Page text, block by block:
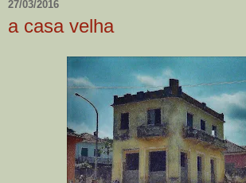
27/03/2016
a casa velha